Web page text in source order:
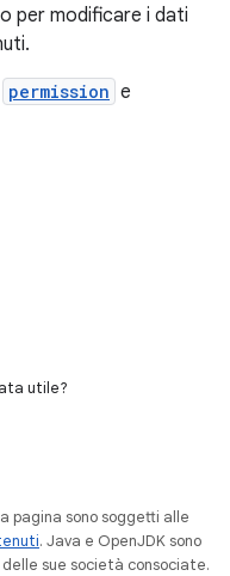
per modificare i dati
permission e
utile?
pagina sono soggetti alle
. Java e OpenJDK sono
sue società consociate.